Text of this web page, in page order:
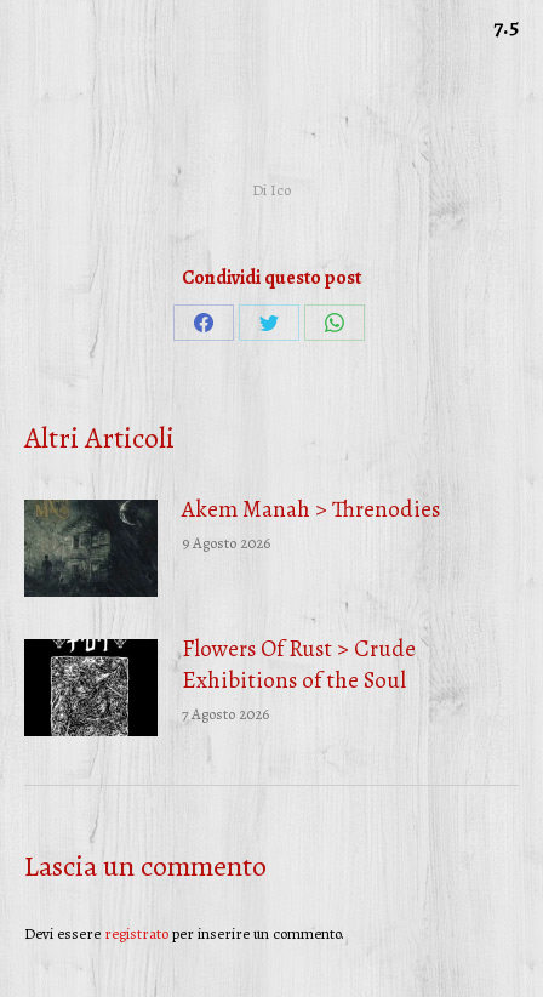
7.5
Di Ico
Condividi questo post
CondividiCondividiCondividi
Altri Articoli
Akem Manah > Threnodies
9 Agosto 2026
Flowers Of Rust > Crude
Exhibitions of the Soul
7 Agosto 2026
Lascia un commento
Devi essere registratoper inserire un commento.